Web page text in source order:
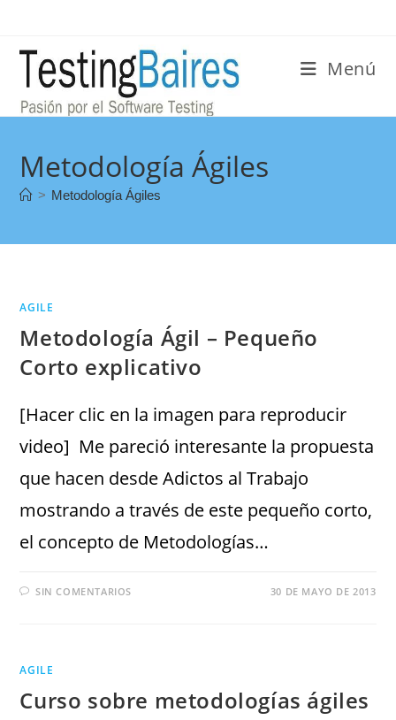
Menú
Metodología Ágiles
> Metodología Ágiles
AGILE
Metodología Ágil – Pequeño
Corto explicativo
[Hacer clic en la imagen para reproducir
video] Me pareció interesante la propuesta
que hacen desde Adictos al Trabajo
mostrando a través de este pequeño corto,
el concepto de Metodologías…
SIN COMENTARIOS 30 DE MAYO DE 2013
AGILE
Curso sobre metodologías ágiles